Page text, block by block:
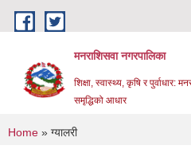
Skip to main content
मनराशिसवा नगरपालिका
शिक्षा, स्वास्थ्य, कृषि र पुर्वाधार:
समृद्धिको आधार
You are here
Home » ग्यालरी